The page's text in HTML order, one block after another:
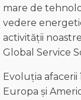
mare de
vedere
activității
Global Service
Evoluția
Europa și